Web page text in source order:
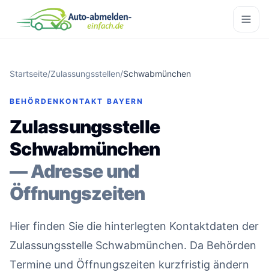
Startseite/Zulassungsstellen/Schwabmünchen
BEHÖRDENKONTAKT BAYERN
Zulassungsstelle
Schwabmünchen
— Adresse und
Öffnungszeiten
Hier finden Sie die hinterlegten Kontaktdaten der
Zulassungsstelle Schwabmünchen. Da Behörden
Termine und Öffnungszeiten kurzfristig ändern